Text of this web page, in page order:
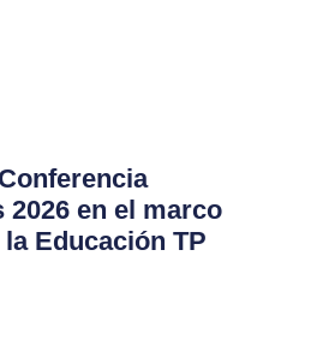
en el marco
Educación TP